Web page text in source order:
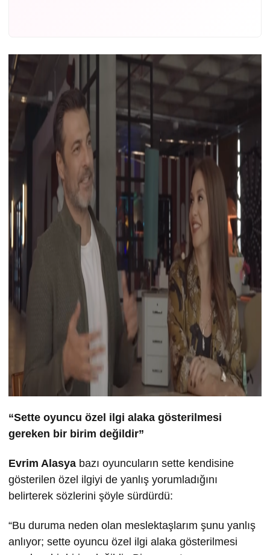
“Sette oyuncu özel ilgi alaka gösterilmesi
gereken bir birim değildir”
Evrim Alasya bazı oyuncuların sette kendisine
gösterilen özel ilgiyi de yanlış yorumladığını
belirterek sözlerini şöyle sürdürdü:
“Bu duruma neden olan meslektaşlarım şunu yanlış
anlıyor; sette oyuncu özel ilgi alaka gösterilmesi